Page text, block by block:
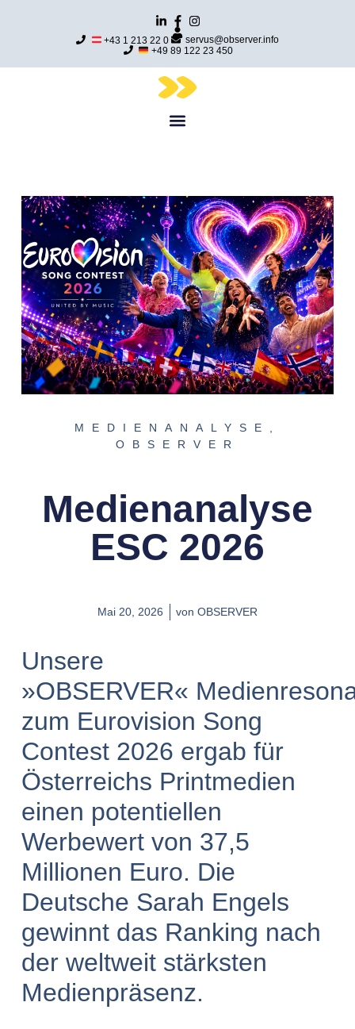
+43 1 213 22 0
servus@observer.info
+49 89 122 23 450
MEDIENANALYSE
OBSERVER
Medienanalyse
ESC 2026
Mai 20, 2026 von OBSERVER
Unsere
»OBSERVER«
zum Eurovision Song
Contest 2026 ergab für
Österreichs Printmedien
einen potentiellen
Werbewert von 37,5
Millionen Euro. Die
Deutsche Sarah Engels
gewinnt das Ranking nach
der weltweit stärksten
Medienpräsenz.